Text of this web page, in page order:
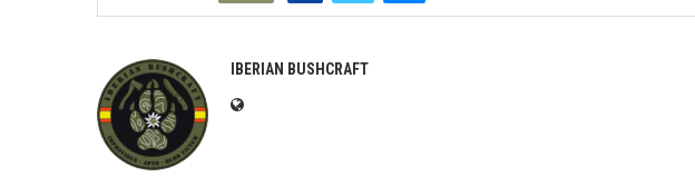
IBERIAN BUSHCRAFT